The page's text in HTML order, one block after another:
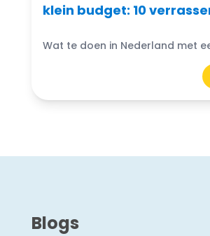
klein budget: 10
Blogs